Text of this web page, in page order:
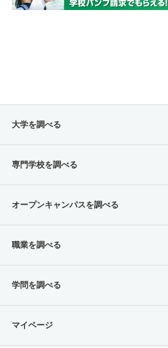
大学を調べる
専門学校を調べる
オープンキャンパスを調べる
職業を調べる
学問を調べる
マイページ